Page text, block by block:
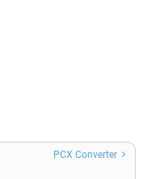
PCX Converter